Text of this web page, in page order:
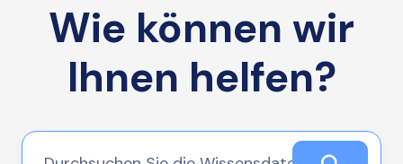
Kontakt
Wie können wir
Ihnen helfen?